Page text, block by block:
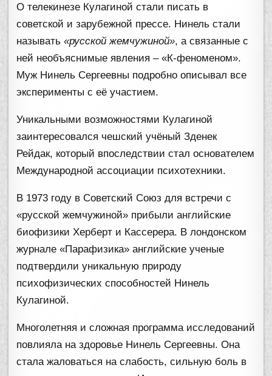
О телекинезе Кулагиной стали писать в
советской и зарубежной прессе. Нинель стали
называть«русской жемчужиной», а связанные с
ней необъяснимые явления – «К-феноменом».
Муж Нинель Сергеевны подробно описывал все
эксперименты с её участием.
Уникальными возможностями Кулагиной
заинтересовался чешский учёный Зденек
Рейдак, который впоследствии стал основателем
Международной ассоциации психотехники.
В 1973 году в Советский Союз для встречи с
«русской жемчужиной» прибыли английские
биофизики Херберт и Кассерера. В лондонском
журнале «Парафизика» английские ученые
подтвердили уникальную природу
психофизических способностей Нинель
Кулагиной.
Многолетняя и сложная программа исследований
повлияла на здоровье Нинель Сергеевны. Она
стала жаловаться на слабость, сильную боль в